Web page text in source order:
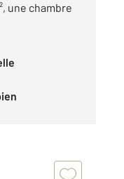
une chambre